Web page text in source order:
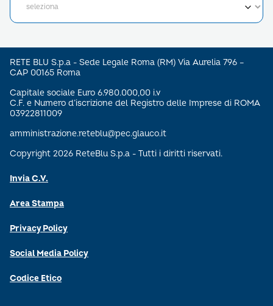
RETE BLU S.p.a - Sede Legale Roma (RM) Via Aurelia 796 –
CAP 00165 Roma
Capitale sociale Euro 6.980.000,00 i.v
C.F. e Numero d’iscrizione del Registro delle Imprese di ROMA
03922811009
amministrazione.reteblu@pec.glauco.it
Copyright 2026 ReteBlu S.p.a - Tutti i diritti riservati.
Invia C.V.
Area Stampa
Privacy Policy
Social Media Policy
Codice Etico